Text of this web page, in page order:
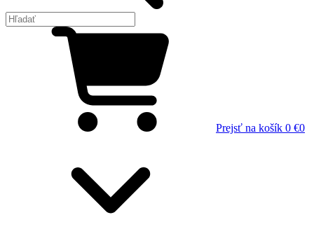
Prejsť na košík 0 €0